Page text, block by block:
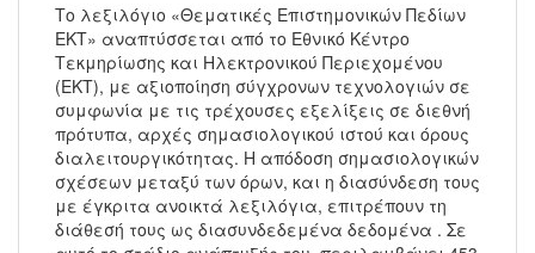
Το λεξιλόγιο «Θεματικές Επιστημονικών Πεδίων
ΕΚΤ» αναπτύσσεται από το Εθνικό Κέντρο
Τεκμηρίωσης και Ηλεκτρονικού Περιεχομένου
(ΕΚΤ), με αξιοποίηση σύγχρονων τεχνολογιών σε
συμφωνία με τις τρέχουσες εξελίξεις σε διεθνή
πρότυπα, αρχές σημασιολογικού ιστού και όρους
διαλειτουργικότητας. Η απόδοση σημασιολογικών
σχέσεων μεταξύ των όρων, και η διασύνδεση τους
με έγκριτα ανοικτά λεξιλόγια, επιτρέπουν τη
διάθεσή τους ως διασυνδεδεμένα δεδομένα . Σε